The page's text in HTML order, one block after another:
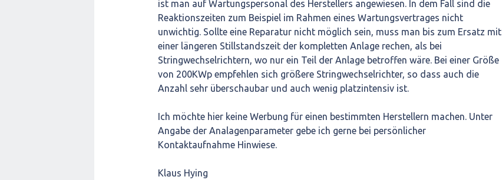
ist man auf Wartungspersonal des Herstellers angewiesen. In dem Fall sind die
Reaktionszeiten zum Beispiel im Rahmen eines Wartungsvertrages nicht
unwichtig. Sollte eine Reparatur nicht möglich sein, muss man bis zum Ersatz mit
einer längeren Stillstandszeit der kompletten Anlage rechen, als bei
Stringwechselrichtern, wo nur ein Teil der Anlage betroffen wäre. Bei einer Größe
von 200KWp empfehlen sich größere Stringwechselrichter, so dass auch die
Anzahl sehr überschaubar und auch wenig platzintensiv ist.
Ich möchte hier keine Werbung für einen bestimmten Herstellern machen. Unter
Angabe der Analagenparameter gebe ich gerne bei persönlicher
Kontaktaufnahme Hinwiese.
Klaus Hying